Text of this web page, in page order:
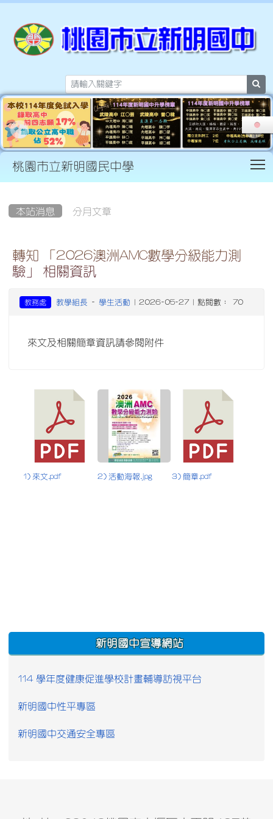
桃園市立新明國民中學
本站消息 分月文章
轉知 「2026澳洲AMC數學分級能力測
驗」 相關資訊
教務處 教學組長 - 學生活動 | 2026-05-27 | 點閱數： 70
來文及相關簡章資訊請參閱附件
1) 來文.pdf 2) 活動海報.jpg 3) 簡章.pdf
:::
新明國中宣導網站
114 學年度健康促進學校計畫輔導訪視平台
新明國中性平專區
新明國中交通安全專區